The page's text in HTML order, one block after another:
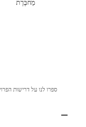
מַחבֶּרֶת
ספרו לנו על דרישות